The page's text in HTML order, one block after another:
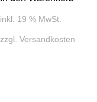
inkl. 19 % MwSt.
zzgl. Versandkosten